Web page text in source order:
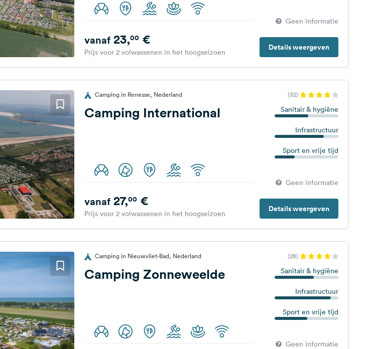
Geen informatie
Details weergeven
vanaf23,00€
Prijs voor 2 volwassenen in het hoogseizoen
Camping in Renesse, Nederland (32)
Camping International Sanitair & hygiëne
Infrastructuur
Sport en vrije tijd
Geen informatie
Details weergeven
vanaf27,00€
Prijs voor 2 volwassenen in het hoogseizoen
Camping in Nieuwvliet-Bad, Nederland (28)
Camping Zonneweelde Sanitair & hygiëne
Infrastructuur
Sport en vrije tijd
Geen informatie